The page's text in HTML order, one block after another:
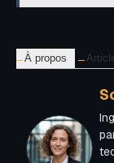
À propos